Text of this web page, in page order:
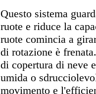
Questo sistema
ruote e riduce la
ruote comincia a
di rotazione è
di copertura di neve
umida o
movimento e